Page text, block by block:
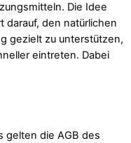
Die Idee
darauf, den natürlichen
gezielt zu unterstützen,
eintreten. Dabei
gelten die AGB des